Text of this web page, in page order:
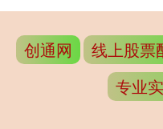
创通网 线上股票
专业